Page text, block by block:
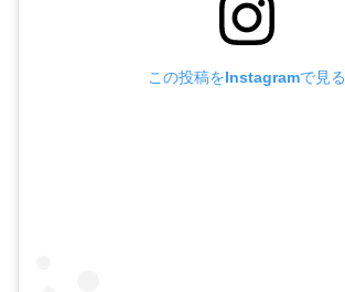
この投稿をInstagramで見る